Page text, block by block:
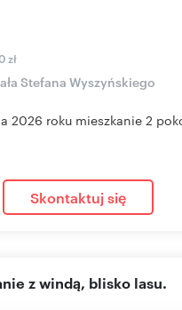
zł
Stefana Wyszyńskiego
2026 roku mieszkanie 2
Skontaktuj się
z windą, blisko lasu.